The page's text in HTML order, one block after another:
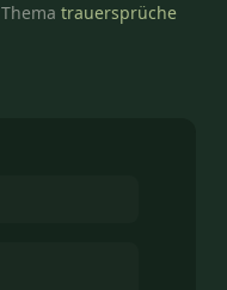
trauersprüche